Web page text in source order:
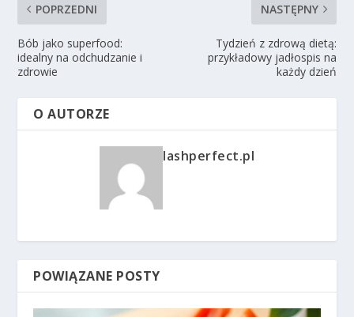
POPRZEDNI
Bób jako superfood:
idealny na odchudzanie i
zdrowie
NASTĘPNY
Tydzień z zdrową dietą:
przykładowy jadłospis na
każdy dzień
O AUTORZE
lashperfect.pl
POWIĄZANE POSTY